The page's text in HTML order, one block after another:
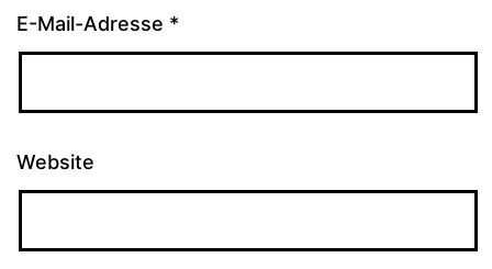
E-Mail-Adresse *
Website